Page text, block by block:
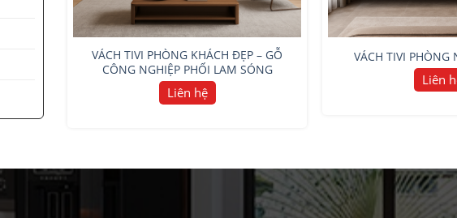
VÁCH TIVI PHÒNG KHÁCH ĐẸP – GỖ
CÔNG NGHIỆP PHỐI LAM SÓNG
Liên hệ
VÁCH TIVI PHÒNG
Liên